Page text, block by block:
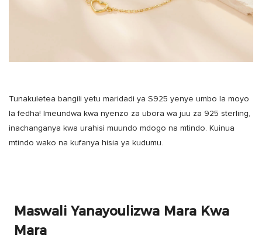
Tunakuletea bangili yetu maridadi ya S925 yenye umbo la moyo
la fedha! Imeundwa kwa nyenzo za ubora wa juu za 925 sterling,
inachanganya kwa urahisi muundo mdogo na mtindo. Kuinua
mtindo wako na kufanya hisia ya kudumu.
Maswali Yanayoulizwa Mara Kwa
Mara